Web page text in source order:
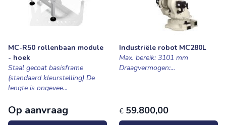
MC-R50 rollenbaan module
- hoek
Staal gecoat basisframe
(standaard kleurstelling) De
lengte is ongevee...
Op aanvraag
Industriële robot MC280L
Max. bereik: 3101 mm
Draagvermogen:...
€ 59.800,00